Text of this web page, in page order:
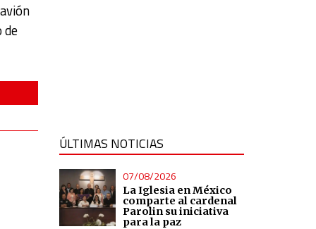
de
ÚLTIMAS NOTICIAS
07/08/2026
La Iglesia en México
comparte al cardenal
Parolin su iniciativa
para la paz